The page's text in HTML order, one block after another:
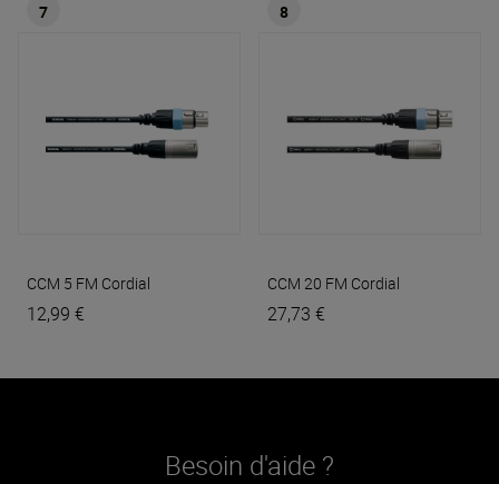
7
CCM 5 FM Cordial
12,99 €
8
CCM 20 FM Cordial
27,73 €
Besoin d'aide ?